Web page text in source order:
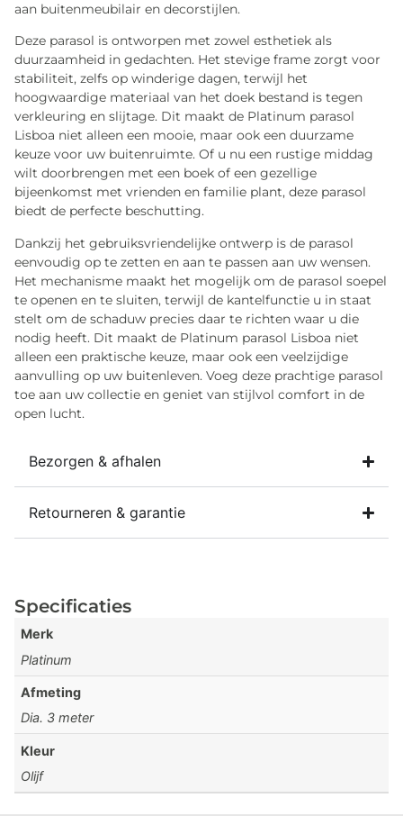
aan buitenmeubilair en decorstijlen.
Deze parasol is ontworpen met zowel esthetiek als
duurzaamheid in gedachten. Het stevige frame zorgt voor
stabiliteit, zelfs op winderige dagen, terwijl het
hoogwaardige materiaal van het doek bestand is tegen
verkleuring en slijtage. Dit maakt de Platinum parasol
Lisboa niet alleen een mooie, maar ook een duurzame
keuze voor uw buitenruimte. Of u nu een rustige middag
wilt doorbrengen met een boek of een gezellige
bijeenkomst met vrienden en familie plant, deze parasol
biedt de perfecte beschutting.
Dankzij het gebruiksvriendelijke ontwerp is de parasol
eenvoudig op te zetten en aan te passen aan uw wensen.
Het mechanisme maakt het mogelijk om de parasol soepel
te openen en te sluiten, terwijl de kantelfunctie u in staat
stelt om de schaduw precies daar te richten waar u die
nodig heeft. Dit maakt de Platinum parasol Lisboa niet
alleen een praktische keuze, maar ook een veelzijdige
aanvulling op uw buitenleven. Voeg deze prachtige parasol
toe aan uw collectie en geniet van stijlvol comfort in de
open lucht.
Bezorgen & afhalen
Retourneren & garantie
Specificaties
Merk
Platinum
Afmeting
Dia. 3 meter
Kleur
Olijf